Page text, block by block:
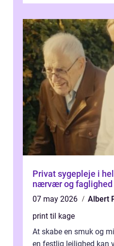
Privat sygepleje i
nærvær og
07 may 2026
Albert
print til kage
At skabe en smuk og
en festlig lejlighed kan